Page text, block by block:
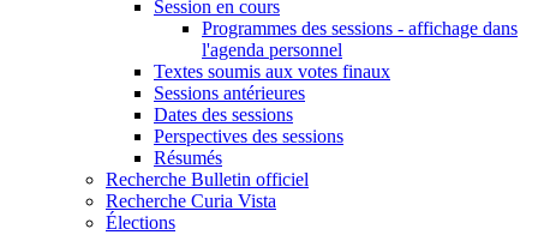
Session en cours
Programmes des sessions - affichage dans
l'agenda personnel
Textes soumis aux votes finaux
Sessions antérieures
Dates des sessions
Perspectives des sessions
Résumés
Recherche Bulletin officiel
Recherche Curia Vista
Élections